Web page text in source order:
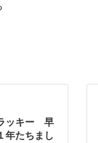
ッキー 早
年たちまし